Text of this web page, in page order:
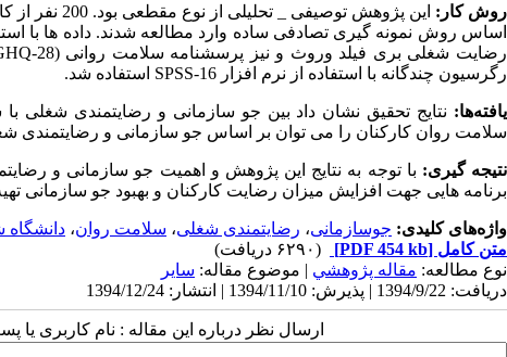
روش کار: این پژوهش توصیفی
تحلیلی از
اساس روش نمونه گیری تصادفی ساده وارد مطالعه شدند. داده ها با
رضایت شغلی بری فیلد وروث و نیز پرسشنامه سلامت روانی (
رگرسیون چندگانه با استفاده از نرم افزار
SPSS-16 استفاده شد.
یافته‌ها: نتایج تحقیق نشان داد بین جو سازمانی و رضایتمندی شغلی با
سلامت روان کارکنان را می توان بر اساس جو سازمانی و رضایتمندی شغلی
نتیجه گیری: با توجه به نتایج این پژوهش و اهمیت جو سازمانی و
برنامه هایی جهت افزایش میزان رضایت کارکنان و بهبود جو سازمانی تهیه
واژه‌های کلیدی: جوسازمانی، رضایتمندی شغلی، سلامت روان، دانشگاه
متن کامل [PDF 454 kb]
(۶۲۹۰ دریافت)
نوع مطالعه: مقاله پژوهشي | موضوع مقاله: سایر
دریافت: 1394/9/22 | پذیرش: 1394/11/10 | انتشار: 1394/12/24
ارسال نظر درباره این مقاله : نام کاربری یا